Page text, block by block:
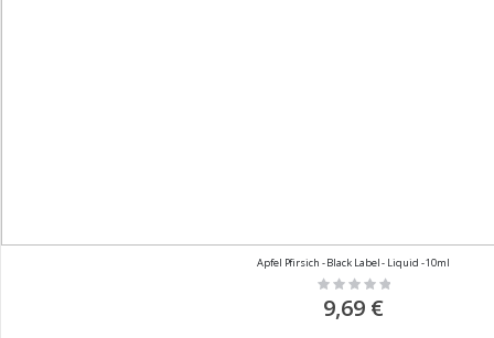
Apfel Pfirsich - Black Label - Liquid - 10ml
Rating:
9,69 €